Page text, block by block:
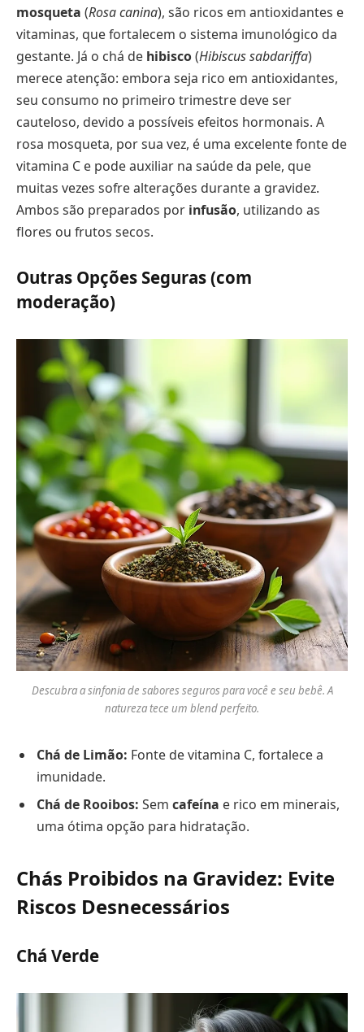
mosqueta (Rosa canina), são ricos em antioxidantes e
vitaminas, que fortalecem o sistema imunológico da
gestante. Já o chá de hibisco(Hibiscus sabdariffa)
merece atenção: embora seja rico em antioxidantes,
seu consumo no primeiro trimestre deve ser
cauteloso, devido a possíveis efeitos hormonais. A
rosa mosqueta, por sua vez, é uma excelente fonte de
vitamina C e pode auxiliar na saúde da pele, que
muitas vezes sofre alterações durante a gravidez.
Ambos são preparados por infusão, utilizando as
flores ou frutos secos.
Outras Opções Seguras (com
moderação)
Descubra a sinfonia de sabores seguros para você e seu bebê. A
natureza tece um blend perfeito.
Chá de Limão: Fonte de vitamina C, fortalece a
imunidade.
Chá de Rooibos: Sem cafeína e rico em minerais,
uma ótima opção para hidratação.
Chás Proibidos na Gravidez: Evite
Riscos Desnecessários
Chá Verde